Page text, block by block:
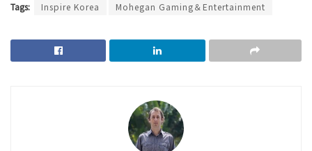
Tags: Inspire Korea Mohegan Gaming＆Entertainment